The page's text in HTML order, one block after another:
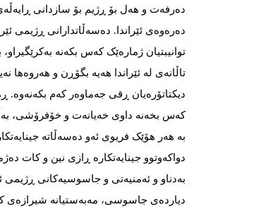
دەرفەت و هەل بۆ ڕژیم بۆ سازدانی
دەرەوەی ئێراندا. دەسەڵاتدارانی ڕژیمی
توانیبتیان ژمارەێک کەس بکەنە بەکرێگیراو،
تاڵانەی لە ئێراندا هەیە بگۆڕن و هەروەها
دیکتاتۆرەیان ڕقی جەماوەر کەم بکەنەوە.
کەس بخەنە داوی خەیانەت و خۆفرۆشی،
بە هەر هۆێک فریوی ئەو دەسەڵاتە
دواکەوتوو جینایەتکارە ڕازی نین و کات
بەدناو و ئەمنیەتی و جاسوسیەکانی ڕژیمی
دیاردەی جاسوسی، مەبەستیانە شیرازەی